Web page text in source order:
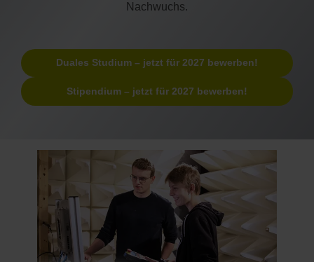
Nachwuchs.
Duales Studium – jetzt für 2027 bewerben!
Stipendium – jetzt für 2027 bewerben!